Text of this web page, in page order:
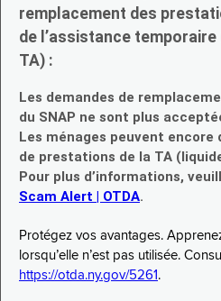
remplacement des
de l’assistance
TA) :
Les demandes de
du SNAP ne sont plus
Les ménages peuvent
de prestations de la TA
Pour plus d’informations,
Scam Alert | OTDA.
Protégez vos avantages.
lorsqu’elle n’est pas utilisée.
https://otda.ny.gov/5261 .